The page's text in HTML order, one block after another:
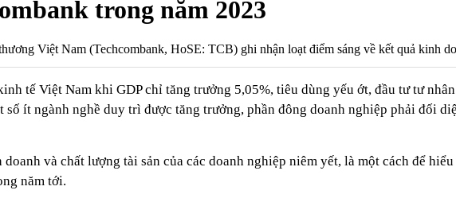
trong năm 2023
Việt Nam (Techcombank, HoSE: TCB) ghi nhận loạt điểm sáng về kết quả kinh
tế Việt Nam khi GDP chỉ tăng trưởng 5,05%, tiêu dùng yếu ớt, đầu tư tư
ít ngành nghề duy trì được tăng trưởng, phần đông doanh nghiệp phải đối
và chất lượng tài sản của các doanh nghiệp niêm yết, là một cách để
năm tới.